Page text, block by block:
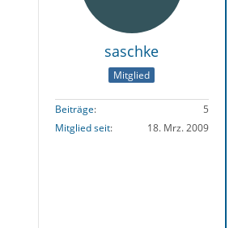
saschke
Mitglied
Beiträge
5
Mitglied seit
18. Mrz. 2009